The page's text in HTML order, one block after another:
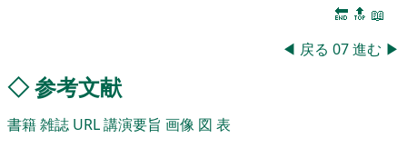
🔚 🔝 📖
◀ 戻る 07進む ▶
◇参考文献
書籍雑誌 URL講演要旨 画像 図 表